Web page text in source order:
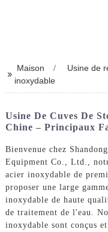
>> Maison
Usine de
inoxydable
Usine De Cuves De
Chine – Principaux
Bienvenue chez
Equipment Co., Ltd.,
acier inoxydable de
proposer une large
inoxydable de haute
de traitement de l'eau.
inoxydable sont conçus